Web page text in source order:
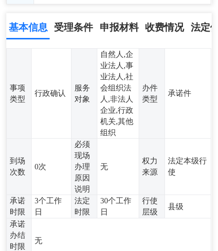
基本信息 受理条件 申报材料 收费情况 法定
事项
类型
行政确认
服务
对象
自然人,企
业法人,事
业法人,社
会组织法
人,非法人
企业,行政
机关,其他
组织
办件
类型
承诺件
到场
次数
0次
必须
现场
办理
原因
说明
无
权力
来源
法定本级行
使
承诺
时限
3个工作
日
法定
时限
30个工作
日
行使
层级
县级
承诺
办结
时限
无